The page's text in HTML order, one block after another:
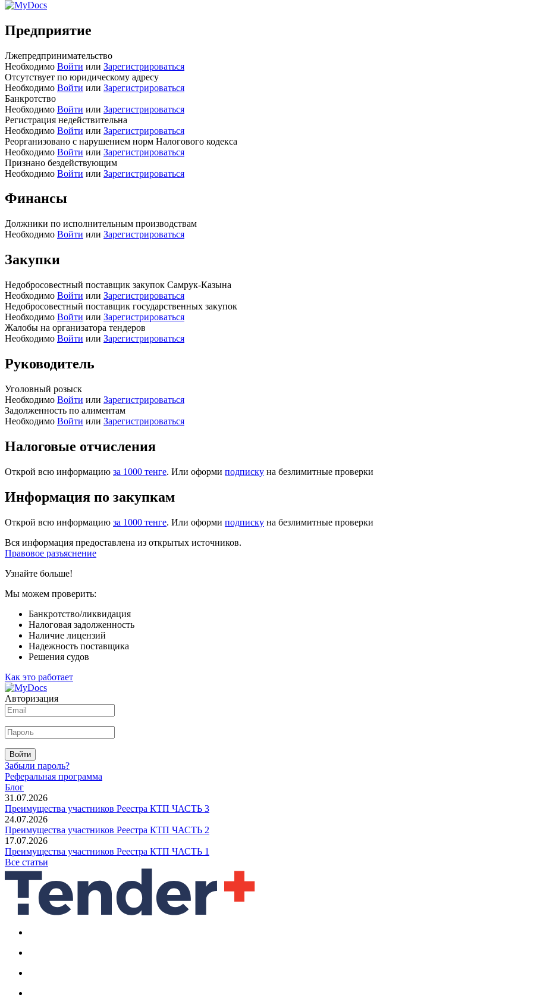
Предприятие
Лжепредпринимательство
Необходимо Войти или Зарегистрироваться
Отсутствует по юридическому адресу
Необходимо Войти или Зарегистрироваться
Банкротство
Необходимо Войти или Зарегистрироваться
Регистрация недействительна
Необходимо Войти или Зарегистрироваться
Реорганизовано с нарушением норм Налогового кодекса
Необходимо Войти или Зарегистрироваться
Признано бездействующим
Необходимо Войти или Зарегистрироваться
Финансы
Должники по исполнительным производствам
Необходимо Войти или Зарегистрироваться
Закупки
Недобросовестный поставщик закупок Самрук-Казына
Необходимо Войти или Зарегистрироваться
Недобросовестный поставщик государственных закупок
Необходимо Войти или Зарегистрироваться
Жалобы на организатора тендеров
Необходимо Войти или Зарегистрироваться
Руководитель
Уголовный розыск
Необходимо Войти или Зарегистрироваться
Задолженность по алиментам
Необходимо Войти или Зарегистрироваться
Налоговые отчисления
Открой всю информацию за 1000 тенге. Или оформи подписку на безлимитные проверки
Информация по закупкам
Открой всю информацию за 1000 тенге. Или оформи подписку на безлимитные проверки
Вся информация предоставлена из открытых источников.
Правовое разъяснение
Узнайте больше!
Мы можем проверить:
Банкротство/ликвидация
Налоговая задолженность
Наличие лицензий
Надежность поставщика
Решения судов
Как это работает
Авторизация
Войти
Забыли пароль?
Реферальная программа
Блог
31.07.2026
Преимущества участников Реестра КТП ЧАСТЬ 3
24.07.2026
Преимущества участников Реестра КТП ЧАСТЬ 2
17.07.2026
Преимущества участников Реестра КТП ЧАСТЬ 1
Все статьи